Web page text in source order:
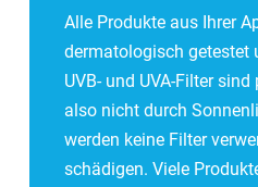
Alle Produkte aus Ihrer
dermatologisch getestet
UVB- und UVA-Filter
also nicht durch
werden keine Filter
schädigen. Viele